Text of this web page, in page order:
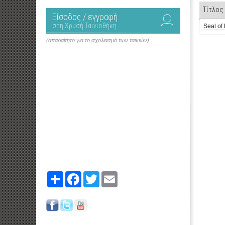
Είσοδος / εγγραφή
στη Χρυσή Ταινιοθήκη
(απαραίτητο για το σχολιασμό των ταινιών)
Share FacebookTwitter
Τίτλος
Seal of